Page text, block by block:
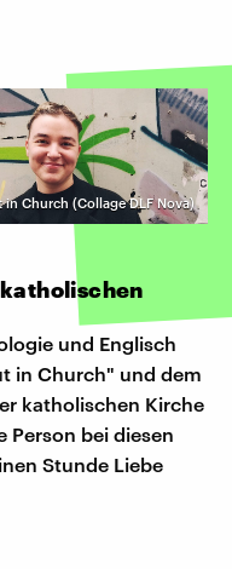
Church (Collage DLF Nova)
und Englisch
in Church" und dem
katholischen Kirche
Person bei diesen
Stunde Liebe